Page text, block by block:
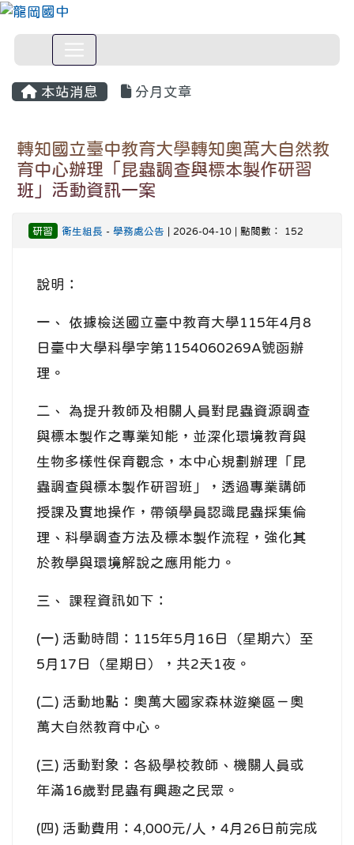
本站消息 分月文章
轉知國立臺中教育大學轉知奧萬大自然教
育中心辦理「昆蟲調查與標本製作研習
班」活動資訊一案
研習 衛生組長 - 學務處公告 | 2026-04-10 | 點閱數： 152
說明：
一、 依據檢送國立臺中教育大學115年4月8
日臺中大學科學字第1154060269A號函辦
理。
二、 為提升教師及相關人員對昆蟲資源調查
與標本製作之專業知能，並深化環境教育與
生物多樣性保育觀念，本中心規劃辦理「昆
蟲調查與標本製作研習班」，透過專業講師
授課及實地操作，帶領學員認識昆蟲採集倫
理、科學調查方法及標本製作流程，強化其
於教學與環境解說之應用能力。
三、 課程資訊如下：
(一) 活動時間：115年5月16日（星期六）至
5月17日（星期日），共2天1夜。
(二) 活動地點：奧萬大國家森林遊樂區－奧
萬大自然教育中心。
(三) 活動對象：各級學校教師、機關人員或
年滿16歲對昆蟲有興趣之民眾。
(四) 活動費用：4,000元/人，4月26日前完成